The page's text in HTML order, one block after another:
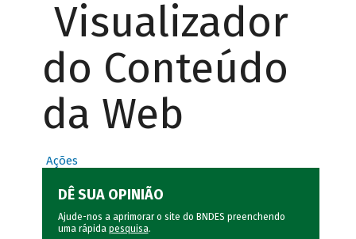
Visualizador
do Conteúdo
da Web
Ações
DÊ SUA OPINIÃO
Ajude-nos a aprimorar o site do BNDES preenchendo
uma rápida pesquisa.